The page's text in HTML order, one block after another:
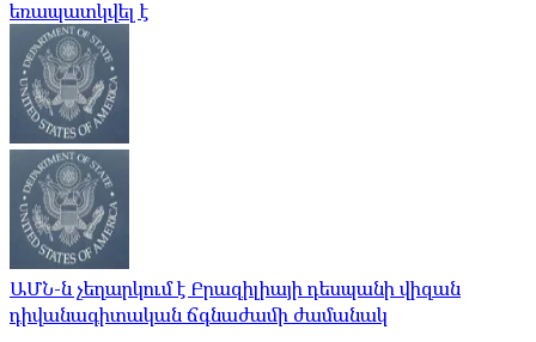
եռապատկվել է
ԱՄՆ-ն չեղարկում է Բրազիլիայի դեսպանի վիզան
դիվանագիտական ​​ճգնաժամի ժամանակ